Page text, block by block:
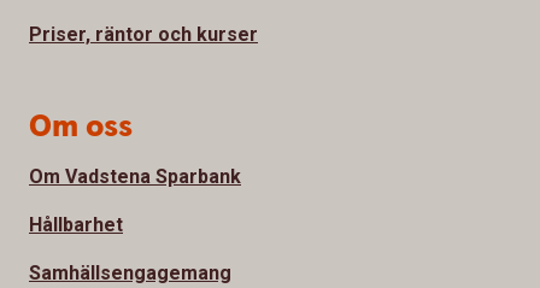
Priser, räntor och kurser
Om oss
Om Vadstena Sparbank
Hållbarhet
Samhällsengagemang